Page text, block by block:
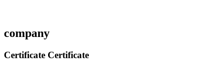
company
Certificate Certificate